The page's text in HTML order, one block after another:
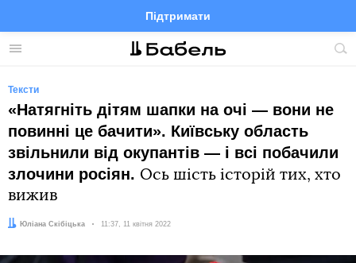
Меню
Підтримати
FacebookTelegramTwitter
Тексти
«Натягніть дітям шапки на очі — вони не
повинні це бачити». Київську область
звільнили від окупантів — і всі побачили
злочини росіян. Ось шість історій тих, хто
вижив
Автор:Юліана Скібіцька Дата:
11:37, 11 квітня 2022